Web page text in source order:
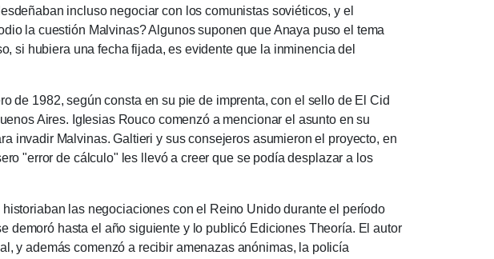
incluso negociar con los comunistas soviéticos, y el
la cuestión Malvinas?Algunos suponen que Anaya puso el tema
si hubiera una fecha fijada, es evidente que la inminencia del
1982, según consta en su pie de imprenta, con el sello de El Cid
Aires. Iglesias Rouco comenzó a mencionar el asunto en su
invadir Malvinas.Galtieri y sus consejeros asumieron el proyecto, en
"error de cálculo" les llevó a creer que se podía desplazar a los
historiaban las negociaciones con el Reino Unido durante el período
demoró hasta el año siguiente y lo publicó Ediciones Theoría. El autor
y además comenzó a recibir amenazas anónimas, la policía